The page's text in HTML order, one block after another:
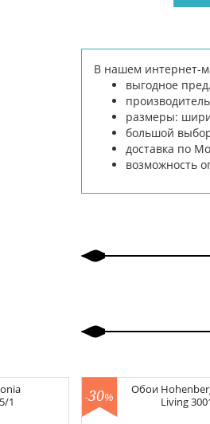
В нашем интернет-
выгодное
размеры:
большой
доставка по
возможность
1
Обои
Living
-30%